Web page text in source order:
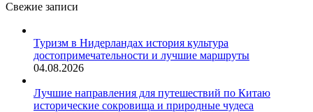
Свежие записи
Туризм в Нидерландах история культура
достопримечательности и лучшие маршруты
04.08.2026
Лучшие направления для путешествий по Китаю
исторические сокровища и природные чудеса